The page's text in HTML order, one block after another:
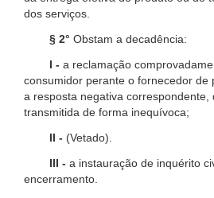
dos serviços.
§ 2° Obstam a decadência:
I - a reclamação
consumidor perante o fornecedor de
a resposta negativa correspondente,
transmitida de forma inequívoca;
II - (Vetado).
III - a instauração de inquérito
encerramento.